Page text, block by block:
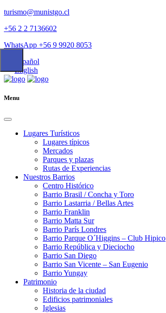
turismo@munistgo.cl
+56 2 2 7136602
WhatsApp +56 9 9920 8053
Español
English
Menu
Lugares Turísticos
Lugares tí­picos
Mercados
Parques y plazas
Rutas de Experiencias
Nuestros Barrios
Centro Histórico
Barrio Brasil / Concha y Toro
Barrio Lastarria / Bellas Artes
Barrio Franklin
Barrio Matta Sur
Barrio Parí­s Londres
Barrio Parque O´Higgins – Club Hipico
Barrio República y Dieciocho
Barrio San Diego
Barrio San Vicente – San Eugenio
Barrio Yungay
Patrimonio
Historia de la ciudad
Edificios patrimoniales
Iglesias